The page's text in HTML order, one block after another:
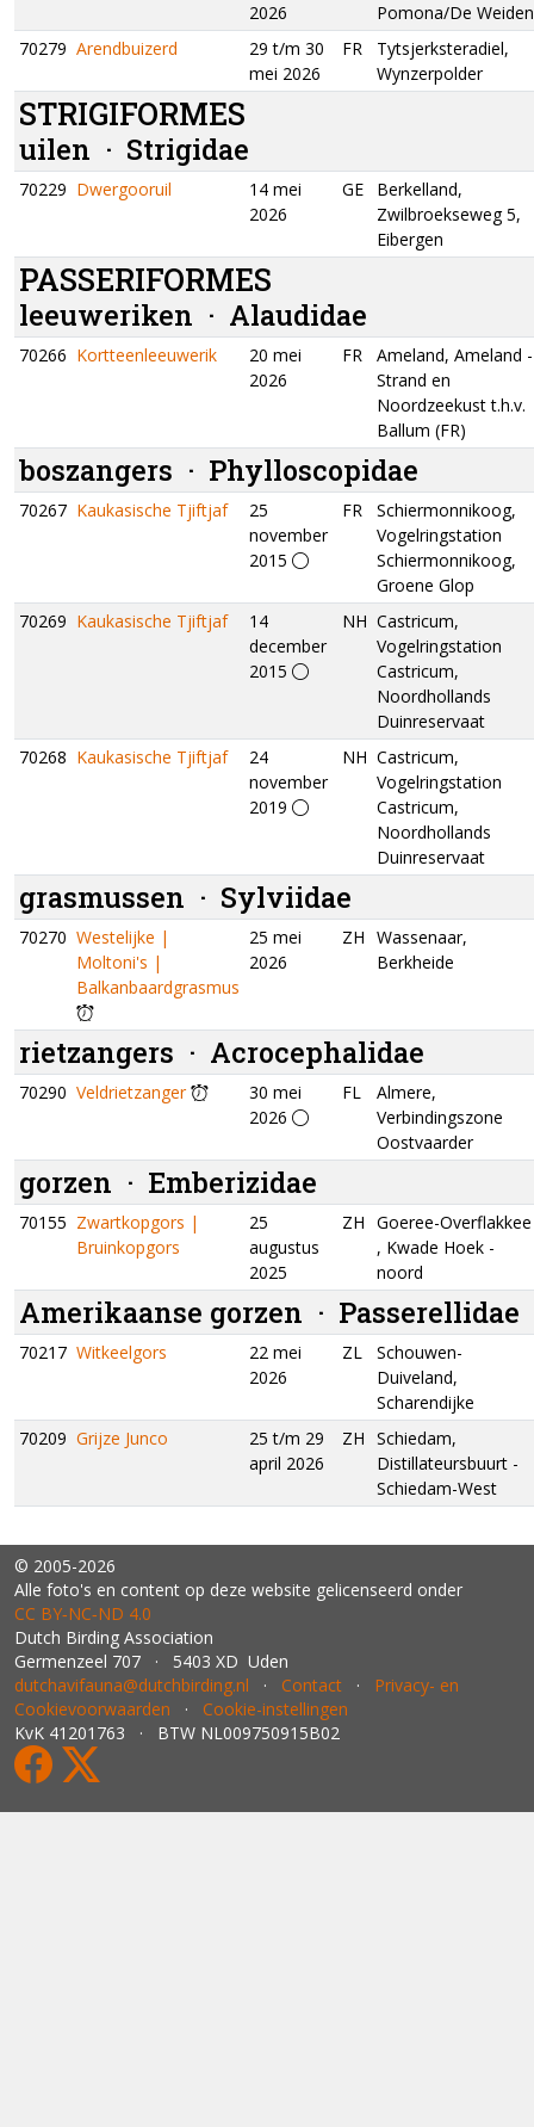
2026
Pomona/De Weiden
70279 Arendbuizerd
29 t/m 30
mei 2026
FR
Tytsjerksteradiel,
Wynzerpolder
STRIGIFORMES
uilen · Strigidae
70229 Dwergooruil
14 mei
2026
GE
Berkelland,
Zwilbroekseweg 5,
Eibergen
PASSERIFORMES
leeuweriken · Alaudidae
70266 Kortteenleeuwerik
20 mei
2026
FR
Ameland, Ameland -
Strand en
Noordzeekust t.h.v.
Ballum (FR)
boszangers · Phylloscopidae
70267 Kaukasische Tjiftjaf
25
november
2015
FR
Schiermonnikoog,
Vogelringstation
Schiermonnikoog,
Groene Glop
70269 Kaukasische Tjiftjaf
14
december
2015
NH Castricum,
Vogelringstation
Castricum,
Noordhollands
Duinreservaat
70268 Kaukasische Tjiftjaf
24
november
2019
NH Castricum,
Vogelringstation
Castricum,
Noordhollands
Duinreservaat
grasmussen · Sylviidae
70270 Westelijke |
Moltoni's |
Balkanbaardgrasmus
25 mei
2026
ZH Wassenaar,
Berkheide
rietzangers · Acrocephalidae
70290 Veldrietzanger
30 mei
2026
FL
Almere,
Verbindingszone
Oostvaarder
gorzen · Emberizidae
70155 Zwartkopgors |
Bruinkopgors
25
augustus
2025
ZH Goeree-Overflakkee
, Kwade Hoek -
noord
Amerikaanse gorzen · Passerellidae
70217 Witkeelgors
22 mei
2026
ZL
Schouwen-
Duiveland,
Scharendijke
70209 Grijze Junco
25 t/m 29
april 2026
ZH Schiedam,
Distillateursbuurt -
Schiedam-West
© 2005-2026
Alle foto's en content op deze website gelicenseerd onder
CC BY‑NC‑ND 4.0
Dutch Birding Association
Germenzeel 707 · 5403 XD Uden
dutchavifauna@dutchbirding.nl · Contact · Privacy- en
Cookievoorwaarden · Cookie-instellingen
KvK 41201763 · BTW NL009750915B02